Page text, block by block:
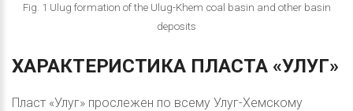
Fig. 1 Ulug formation of the Ulug-Khem coal basin and other basin
deposits
ХАРАКТЕРИСТИКА ПЛАСТА «УЛУГ»
Пласт «Улуг» прослежен по всему Улуг-Хемскому